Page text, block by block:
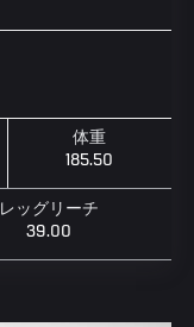
体重
185.50
レッグリーチ
39.00